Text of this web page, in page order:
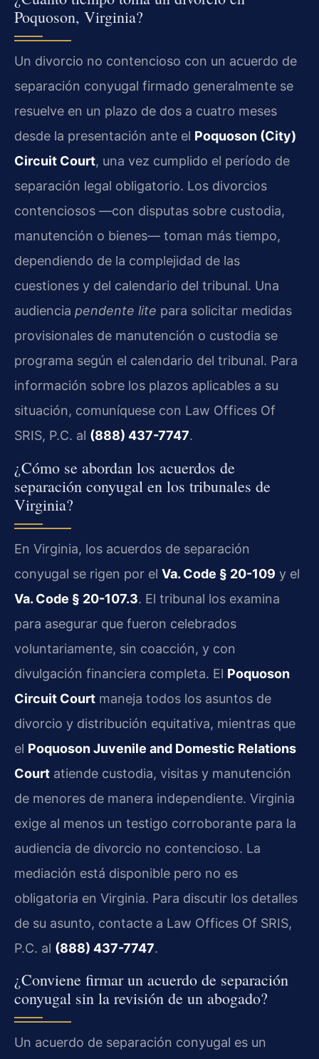
Poquoson, Virginia?
Un divorcio no contencioso con un acuerdo de
separación conyugal firmado generalmente se
resuelve en un plazo de dos a cuatro meses
desde la presentación ante el Poquoson (City)
Circuit Court, una vez cumplido el período de
separación legal obligatorio. Los divorcios
contenciosos —con disputas sobre custodia,
manutención o bienes— toman más tiempo,
dependiendo de la complejidad de las
cuestiones y del calendario del tribunal. Una
audiencia pendente lite para solicitar medidas
provisionales de manutención o custodia se
programa según el calendario del tribunal. Para
información sobre los plazos aplicables a su
situación, comuníquese con Law Offices Of
SRIS, P.C. al (888) 437-7747.
¿Cómo se abordan los acuerdos de
separación conyugal en los tribunales de
Virginia?
En Virginia, los acuerdos de separación
conyugal se rigen por el Va. Code § 20-109 y el
Va. Code § 20-107.3. El tribunal los examina
para asegurar que fueron celebrados
voluntariamente, sin coacción, y con
divulgación financiera completa. El Poquoson
Circuit Court maneja todos los asuntos de
divorcio y distribución equitativa, mientras que
el Poquoson Juvenile and Domestic Relations
Court atiende custodia, visitas y manutención
de menores de manera independiente. Virginia
exige al menos un testigo corroborante para la
audiencia de divorcio no contencioso. La
mediación está disponible pero no es
obligatoria en Virginia. Para discutir los detalles
de su asunto, contacte a Law Offices Of SRIS,
P.C. al (888) 437-7747.
¿Conviene firmar un acuerdo de separación
conyugal sin la revisión de un abogado?
Un acuerdo de separación conyugal es un